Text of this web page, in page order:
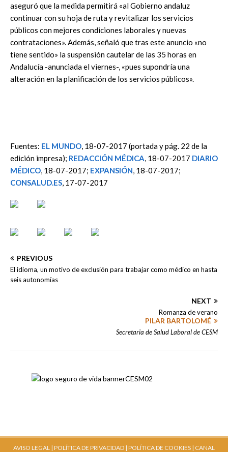
aseguró que la medida permitirá «al Gobierno andaluz
continuar con su hoja de ruta y revitalizar los servicios
públicos con mejores condiciones laborales y nuevas
contrataciones». Además, señaló que tras este anuncio «no
tiene sentido» la suspensión cautelar de las 35 horas en
Andalucía -anunciada el viernes-, «pues supondría una
alteración en la planificación de los servicios públicos».
Fuentes: EL MUNDO, 18-07-2017 (portada y pág. 22 de la
edición impresa); REDACCIÓN MÉDICA, 18-07-2017 DIARIO
MÉDICO, 18-07-2017; EXPANSIÓN, 18-07-2017;
CONSALUD.ES, 17-07-2017
PREVIOUS
El idioma, un motivo de exclusión para trabajar como médico en hasta
seis autonomías
NEXT
Romanza de verano
PILAR BARTOLOMÉ
Secretaria de Salud Laboral de CESM
AVISO LEGAL | POLÍTICA DE PRIVACIDAD | POLÍTICA DE COOKIES | CANAL